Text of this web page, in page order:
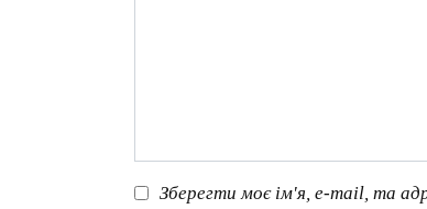
Зберегти моє ім'я, e-mail, та